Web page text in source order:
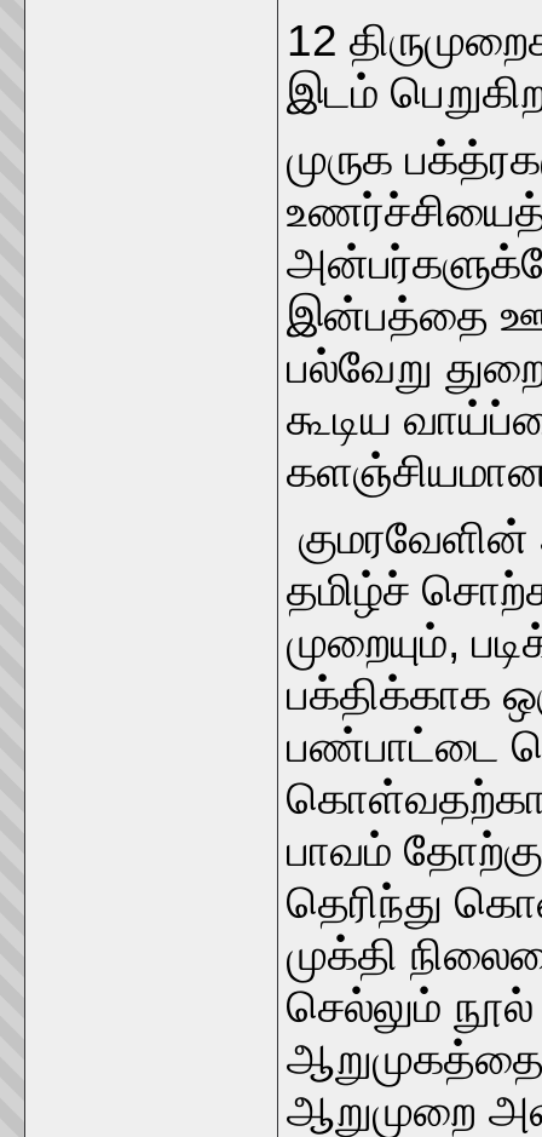
12
இடம்
முருக
உணர்ச்சியைத்
இன்பத்தை
பல்வேறு
கூடிய
குமரவேளின்
தமிழ்ச்
முறையும்,
பக்திக்காக
பண்பாட்டை
பாவம்
தெரிந்து
முக்தி
செல்லும்
ஆறுமுறை